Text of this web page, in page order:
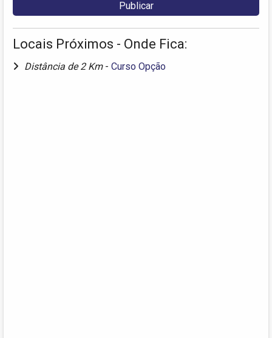
Locais Próximos - Onde Fica:
Distância de 2 Km - Curso Opção